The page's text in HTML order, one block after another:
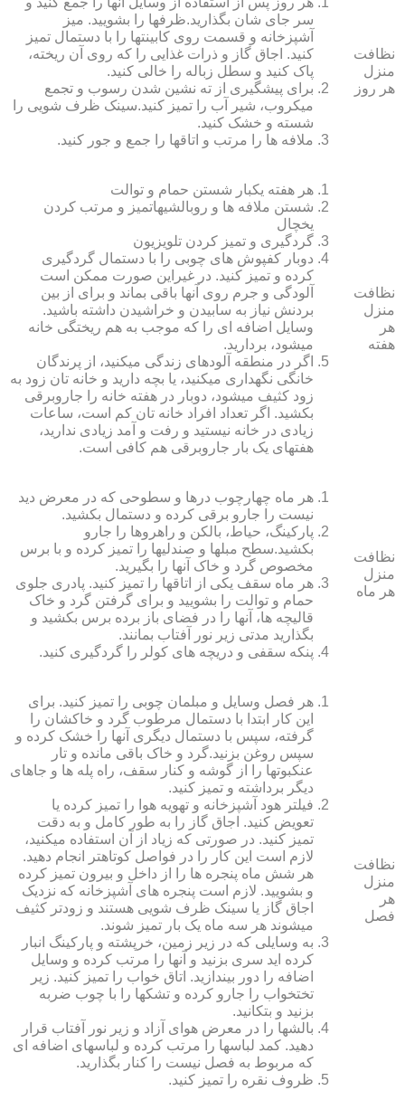
نظافت
منزل
هر روز
سر جای شان بگذارید.ظرف‏ها را بشویید. میز
آشپزخانه و قسمت روی کابینت‏ها را با دستمال تمیز
کنید. اجاق گاز و ذرات غذایی را که روی آن ریخته،
پاک کنید و سطل زباله را خالی کنید.
برای پیشگیری از ته نشین شدن رسوب و تجمع
میکروب، شیر آب را تمیز کنید.سینک ظرف شویی را
شسته و خشک کنید.
ملافه‏ ها را مرتب و اتاق‏ها را جمع و جور کنید.
نظافت
منزل
هر
هفته
هر هفته یکبار شستن حمام و توالت
شستن ملافه‏ ها و روبالشی‎هاتمیز و مرتب کردن
یخچال
گردگیری و تمیز کردن تلویزیون
دوبار کفپوش‏ های چوبی را با دستمال گردگیری
کرده و تمیز کنید. در غیراین صورت ممکن است
آلودگی و جرم روی آنها باقی بماند و برای از بین
بردنش نیاز به سابیدن و خراشیدن داشته باشید.
وسایل اضافه ای را که موجب به هم ریختگی خانه
می‏شود، بردارید.
اگر در منطقه آلوده‏ای زندگی می‏کنید، از پرندگان
خانگی نگهداری می‏کنید، یا بچه دارید و خانه‏ تان زود به
زود کثیف می‏شود، دوبار در هفته خانه را جاروبرقی
بکشید. اگر تعداد افراد خانه ‏تان کم است، ساعات
زیادی در خانه نیستید و رفت و آمد زیادی ندارید،
هفته‏ای یک بار جاروبرقی هم کافی است.
نظافت
منزل
هر ماه
هر ماه چهارچوب درها و سطوحی که در معرض دید
نیست را جارو برقی کرده و دستمال بکشید.
پارکینگ، حیاط، بالکن و راهروها را جارو
بکشید.سطح مبل‏ها و صندلی‏ها را تمیز کرده و با برس
مخصوص گرد و خاک آنها را بگیرید.
هر ماه سقف یکی از اتاق‏ها را تمیز کنید. پادری جلوی
حمام و توالت را بشویید و برای گرفتن گرد و خاک
قالیچه‏ ها، آنها را در فضای باز برده برس بکشید و
بگذارید مدتی زیر نور آفتاب بمانند.
پنکه سقفی و دریچه‏ های کولر را گردگیری کنید.
نظافت
منزل
هر
فصل
هر فصل وسایل و مبلمان چوبی را تمیز کنید. برای
این کار ابتدا با دستمال مرطوب گرد و خاک‏شان را
گرفته، سپس با دستمال دیگری آنها را خشک کرده و
سپس روغن بزنید.گرد و خاک باقی مانده و تار
عنکبوت‏ها را از گوشه و کنار سقف، راه پله‏ ها و جاهای
دیگر برداشته و تمیز کنید.
فیلتر هود آشپزخانه و تهویه هوا را تمیز کرده یا
تعویض کنید. اجاق گاز را به طور کامل و به دقت
تمیز کنید. در صورتی که زیاد از آن استفاده می‏کنید،
لازم است این کار را در فواصل کوتاه‏تر انجام دهید.
هر شش ماه پنجره‏ ها را از داخل و بیرون تمیز کرده
و بشویید. لازم است پنجره‏ های آشپزخانه که نزدیک
اجاق گاز یا سینک ظرف شویی هستند و زودتر کثیف
می‏شوند هر سه ماه یک بار تمیز شوند.
به وسایلی که در زیر زمین، خرپشته و پارکینگ انبار
کرده‏ اید سری بزنید و آنها را مرتب کرده و وسایل
اضافه را دور بیندازید. اتاق خواب را تمیز کنید. زیر
تختخواب را جارو کرده و تشک‏ها را با چوب ضربه
بزنید و بتکانید.
بالش‏ها را در معرض هوای آزاد و زیر نور آفتاب قرار
دهید. کمد لباس‏ها را مرتب کرده و لباس‏های اضافه ای
که مربوط به فصل نیست را کنار بگذارید.
ظروف نقره را تمیز کنید.